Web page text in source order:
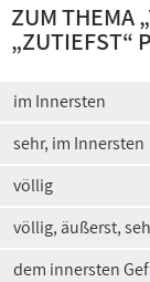
ZUM THEMA „
„ZUTIEFST“
im Innersten
sehr, im Innersten
völlig
völlig, äußerst,
dem innersten